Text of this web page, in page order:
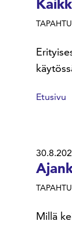
Etusivu
Millä